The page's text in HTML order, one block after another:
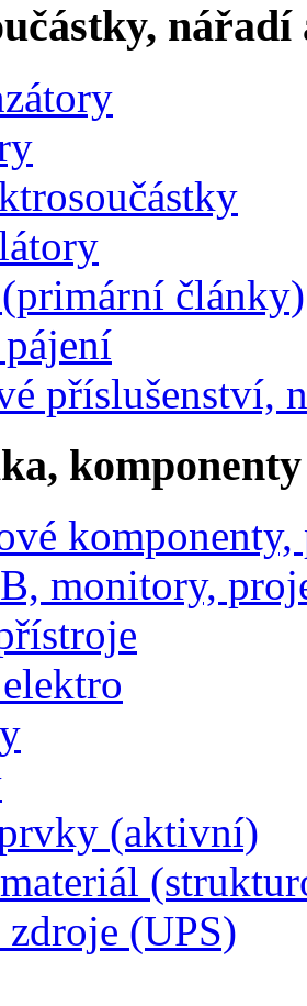
nářadí
články)
příslušenství,
komponenty
monitory,
(aktivní)
(UPS)